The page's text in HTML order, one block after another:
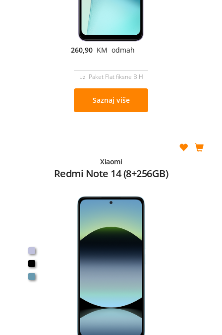
260,90 KM odmah
uz Paket Flat fiksne BiH
Saznaj više
Xiaomi
Redmi Note 14 (8+256GB)